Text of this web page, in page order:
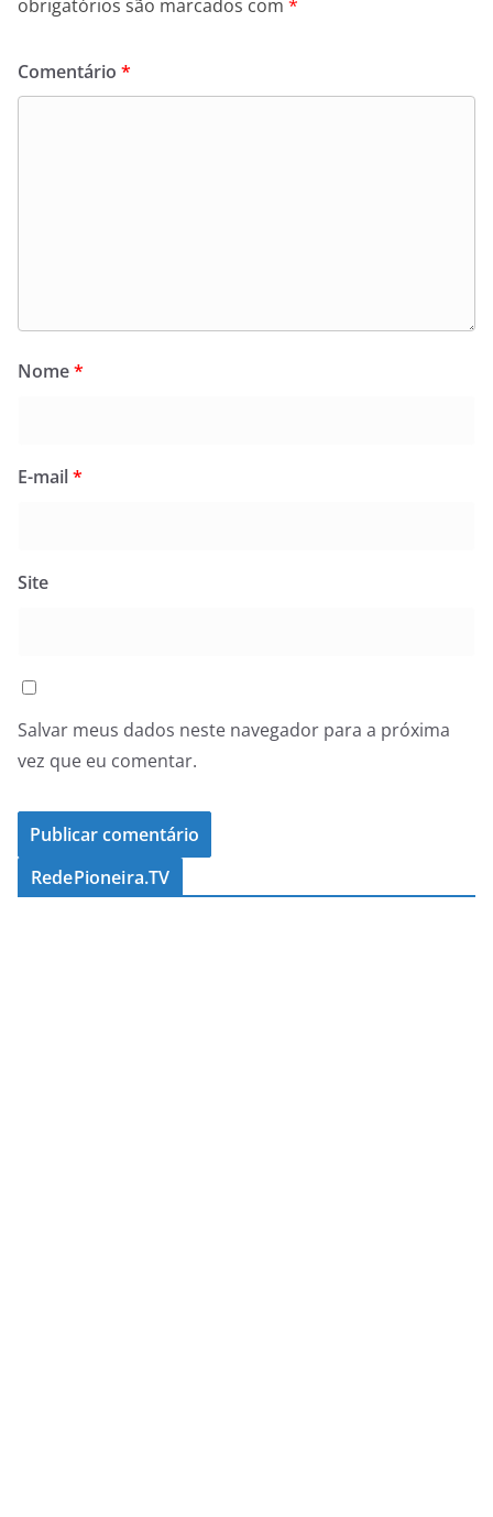
obrigatórios são marcados com *
Comentário *
Nome*
E-mail*
Site
Salvar meus dados neste navegador para a próxima
vez que eu comentar.
RedePioneira.TV